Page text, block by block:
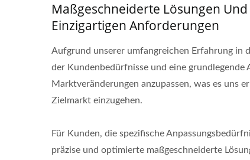
Maßgeschneiderte Lösungen
Einzigartigen Anforderungen
Aufgrund unserer umfangreichen Erfahrung in
der Kundenbedürfnisse und eine grundlegende
Marktveränderungen anzupassen, was es uns
Zielmarkt einzugehen.
Für Kunden, die spezifische
präzise und optimierte maßgeschneiderte